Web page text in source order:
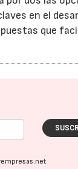
en el
que